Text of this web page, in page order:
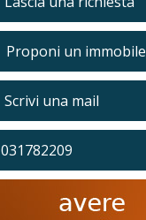
Proponi un immobile
Scrivi una mail
031782209